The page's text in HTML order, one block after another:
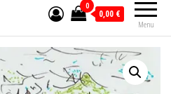
Menu
0
0,00 €